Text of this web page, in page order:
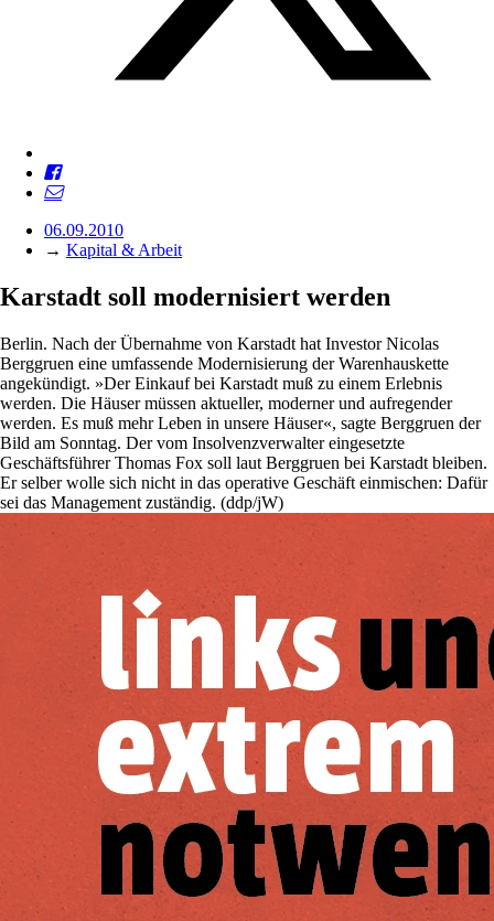
06.09.2010
→ Kapital & Arbeit
Karstadt soll modernisiert werden
Berlin. Nach der Übernahme von Karstadt hat Investor Nicolas
Berggruen eine umfassende Modernisierung der Warenhauskette
angekündigt. »Der Einkauf bei Karstadt muß zu einem Erlebnis
werden. Die Häuser müssen aktueller, moderner und aufregender
werden. Es muß mehr Leben in unsere Häuser«, sagte Berggruen der
Bild am Sonntag. Der vom Insolvenzverwalter eingesetzte
Geschäftsführer Thomas Fox soll laut Berggruen bei Karstadt bleiben.
Er selber wolle sich nicht in das operative Geschäft einmischen: Dafür
sei das Management zuständig. (ddp/jW)